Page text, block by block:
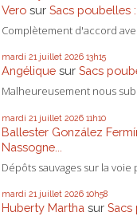
Vero sur Sacs poubelles
Complètement d'accord
mardi 21 juillet 2026 13h15
Angélique sur Sacs
Malheureusement nous
mardi 21 juillet 2026 11h10
Ballester González
Nassogne...
Dépôts sauvages sur la
mardi 21 juillet 2026 10h58
Huberty Martha sur Sacs